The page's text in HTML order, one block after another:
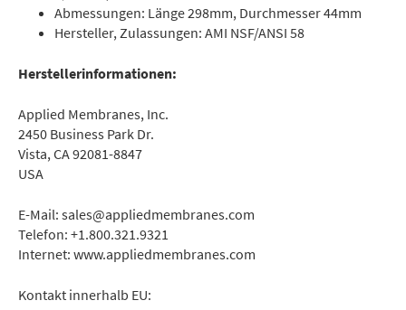
Abmessungen: Länge 298mm, Durchmesser 44mm
Hersteller, Zulassungen: AMI NSF/ANSI 58
Herstellerinformationen:
Applied Membranes, Inc.
2450 Business Park Dr.
Vista, CA 92081-8847
USA
E-Mail: sales@appliedmembranes.com
Telefon: +1.800.321.9321
Internet: www.appliedmembranes.com
Kontakt innerhalb EU: